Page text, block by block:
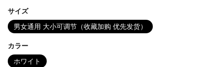
サイズ
男女通用 大小可调节（收藏加购 优先发货）
カラー
ホワイト